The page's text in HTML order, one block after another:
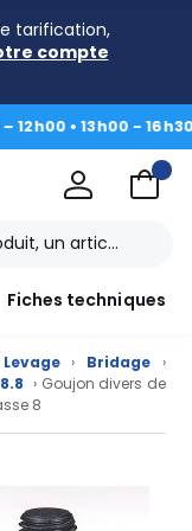
tarification,
compte
• 13h00 - 16h30 |Du 3
Fiches techniques
› Bridage
›
› Goujon divers de
8